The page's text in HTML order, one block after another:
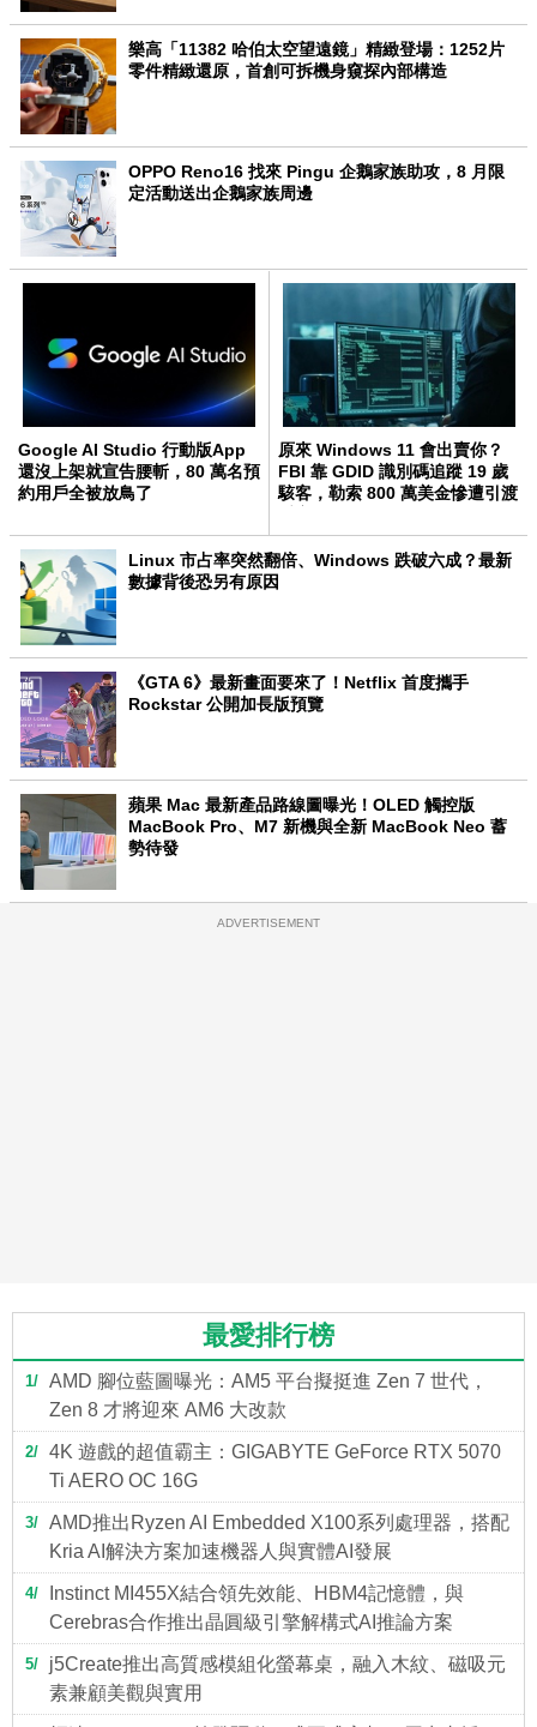
樂高「11382 哈伯太空望遠鏡」精緻登場：1252片
零件精緻還原，首創可拆機身窺探內部構造
OPPO Reno16 找來 Pingu 企鵝家族助攻，8 月限
定活動送出企鵝家族周邊
Google AI Studio 行動版App
還沒上架就宣告腰斬，80 萬名預
約用戶全被放鳥了
原來 Windows 11 會出賣你？
FBI 靠 GDID 識別碼追蹤 19 歲
駭客，勒索 800 萬美金慘遭引渡
Linux 市占率突然翻倍、Windows 跌破六成？最新
數據背後恐另有原因
《GTA 6》最新畫面要來了！Netflix 首度攜手
Rockstar 公開加長版預覽
蘋果 Mac 最新產品路線圖曝光！OLED 觸控版
MacBook Pro、M7 新機與全新 MacBook Neo 蓄
勢待發
ADVERTISEMENT
最愛排行榜
1
AMD 腳位藍圖曝光：AM5 平台擬挺進 Zen 7 世代，
Zen 8 才將迎來 AM6 大改款
2
4K 遊戲的超值霸主：GIGABYTE GeForce RTX 5070
Ti AERO OC 16G
3
AMD推出Ryzen AI Embedded X100系列處理器，搭配
Kria AI解決方案加速機器人與實體AI發展
4
Instinct MI455X結合領先效能、HBM4記憶體，與
Cerebras合作推出晶圓級引擎解構式AI推論方案
5
j5Create推出高質感模組化螢幕桌，融入木紋、磁吸元
素兼顧美觀與實用